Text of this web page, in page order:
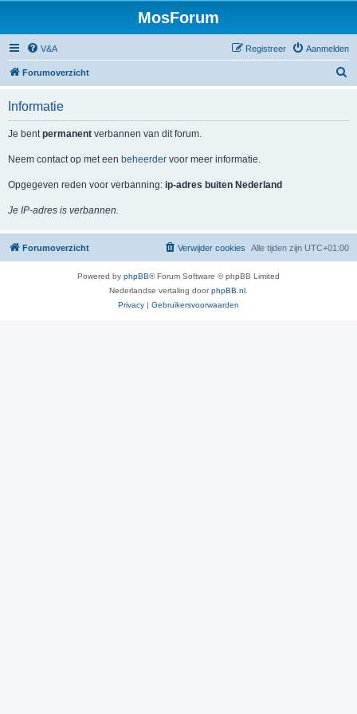
MosForum
V&A Aanmelden
Registreer
Forumoverzicht
Informatie
Je bentpermanent verbannen van dit forum.
Neem contact op met een beheerder voor meer informatie.
Opgegeven reden voor verbanning: ip-adres buiten Nederland
Je IP-adres is verbannen.
Forumoverzicht Alle tijden zijn UTC+01:00
Verwijder cookies
Powered by phpBB® Forum Software © phpBB Limited
Nederlandse vertaling doorphpBB.nl
Privacy | Gebruikersvoorwaarden